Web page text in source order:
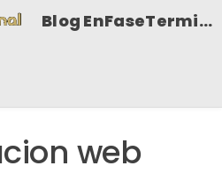
Blog EnFaseTerminal
web